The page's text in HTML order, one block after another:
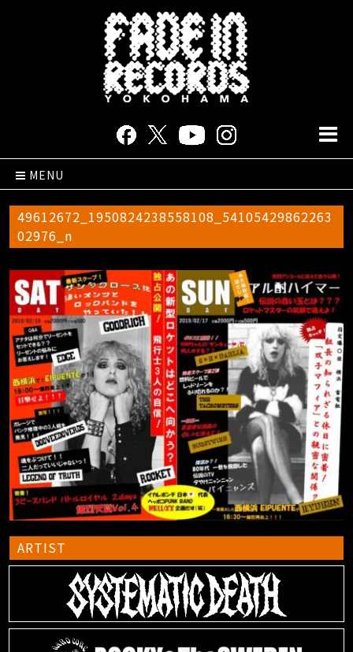
MENU
49612672_1950824238558108_54105429862263
02976_n
ARTIST